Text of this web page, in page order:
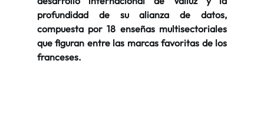
profundidad de su alianza de datos,
compuesta por 18 enseñas multisectoriales
que figuran entre las marcas favoritas de los
franceses.